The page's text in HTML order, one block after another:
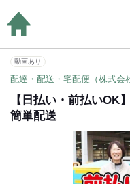
動画あり
配達・配送・宅配便（株式会
【日払い・前払いOK
簡単配送